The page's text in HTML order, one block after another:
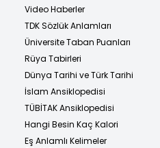
Video Haberler
TDK Sözlük Anlamları
Üniversite Taban Puanları
Rüya Tabirleri
Dünya Tarihi ve Türk Tarihi
İslam Ansiklopedisi
TÜBİTAK Ansiklopedisi
Hangi Besin Kaç Kalori
Eş Anlamlı Kelimeler